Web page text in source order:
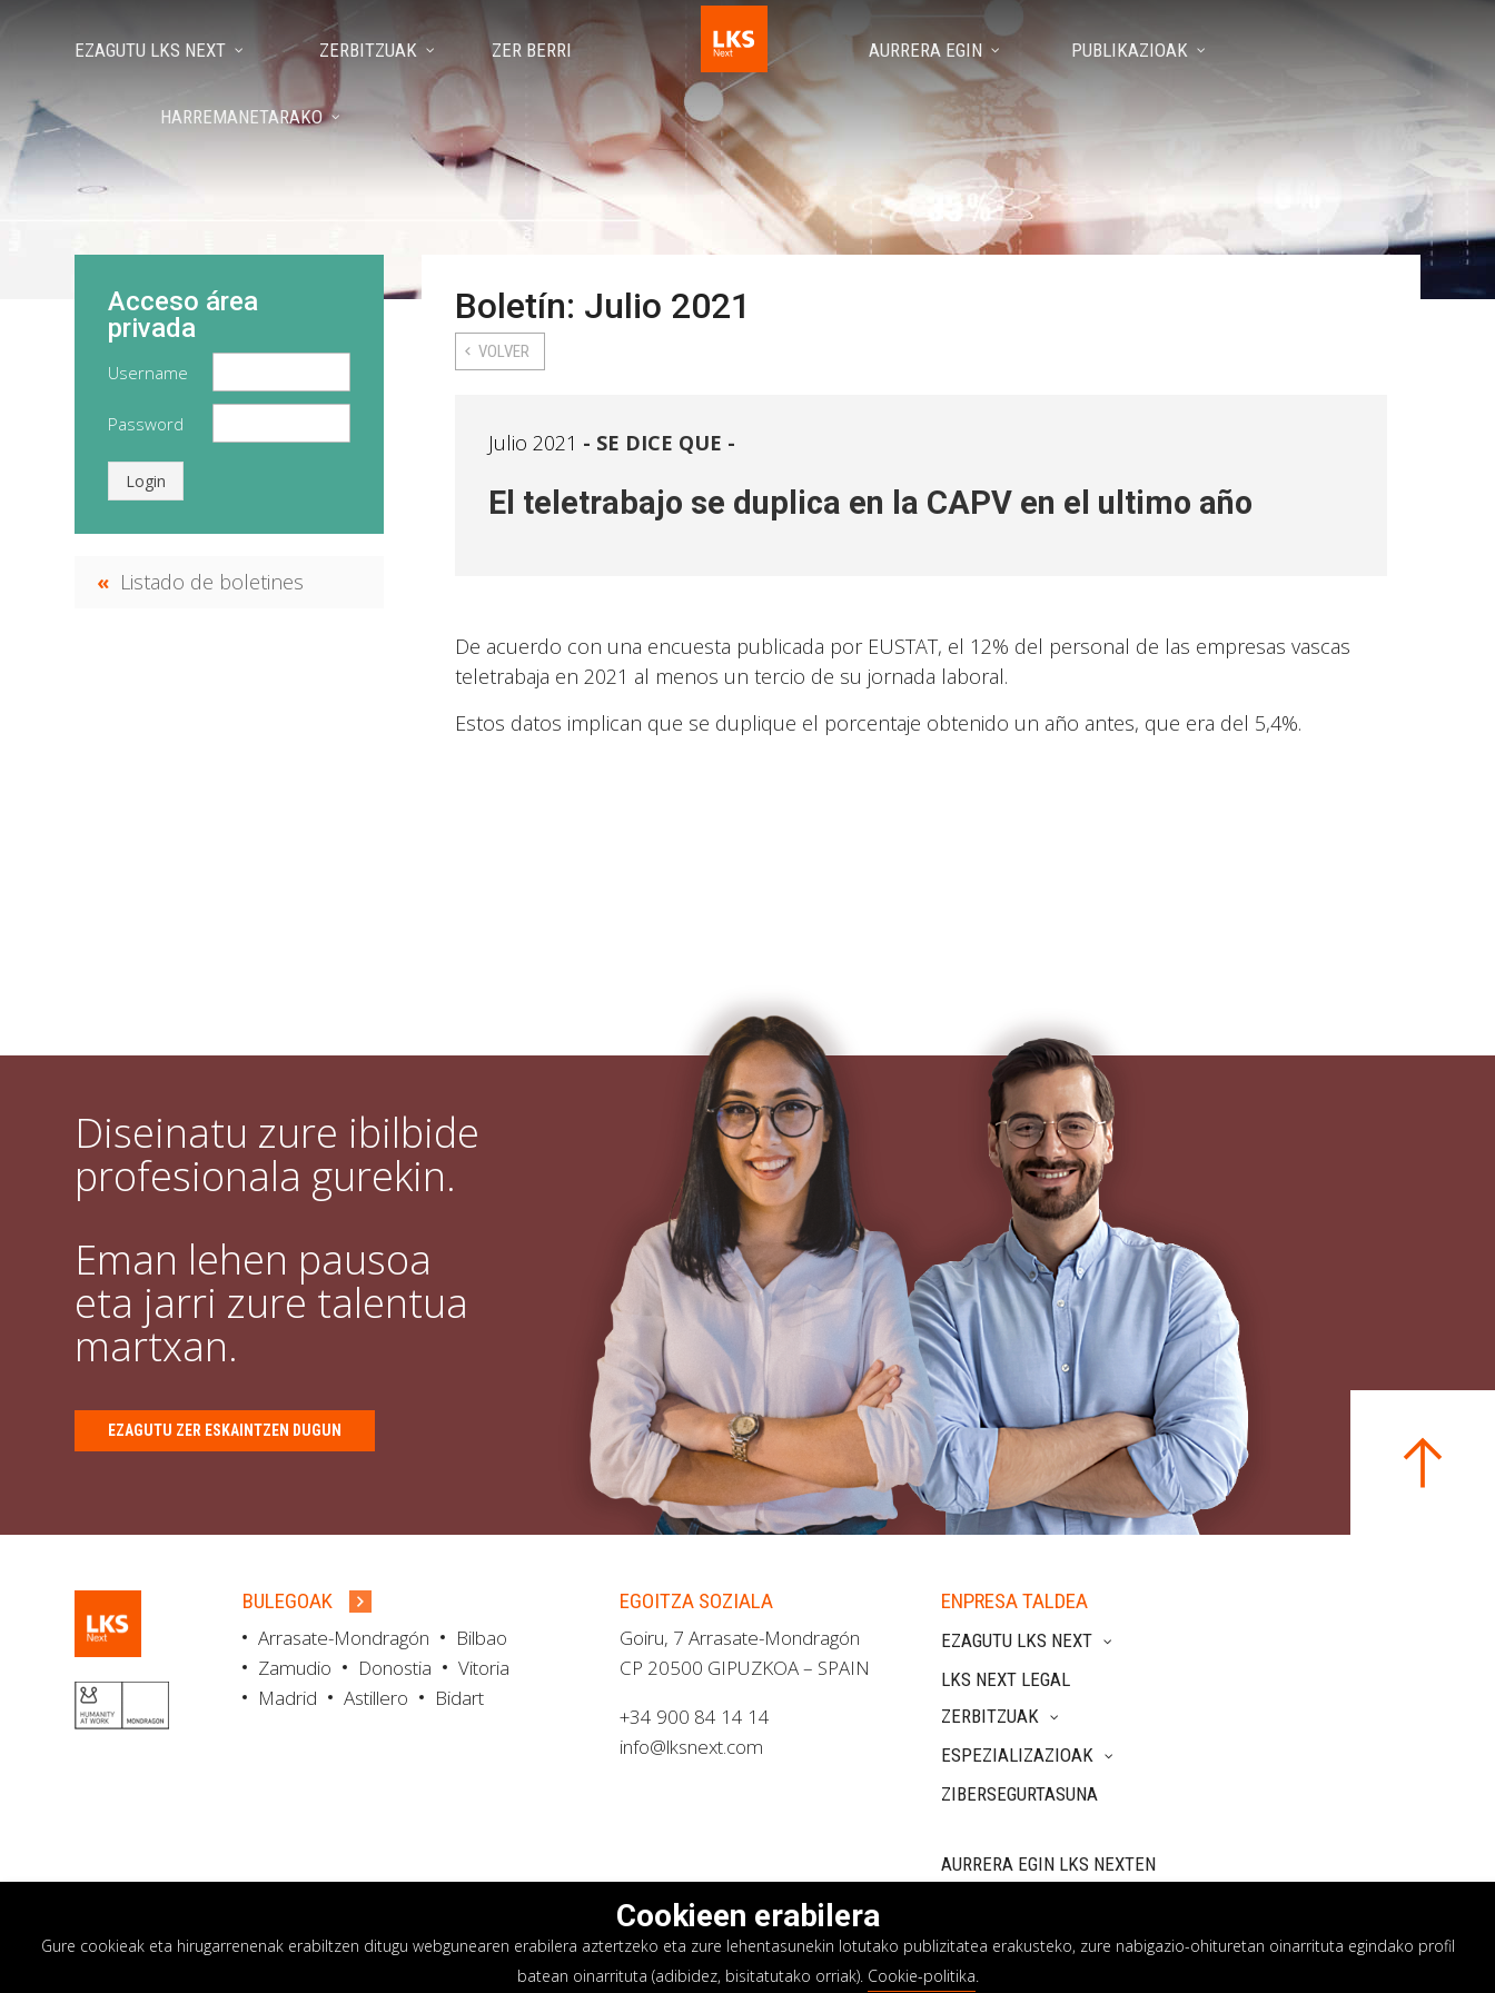
EZAGUTU LKS NEXT ZERBITZUAK ZER BERRI AURRERA EGIN PUBLIKAZIOAK
HARREMANETARAKO
Boletín: Julio 2021
VOLVER
Julio 2021 SE DICE QUE -
El teletrabajo se duplica en la CAPV en el ultimo año
De acuerdo con una encuesta publicada por EUSTAT, el 12% del personal de las empresas vascas
teletrabaja en 2021 al menos un tercio de su jornada laboral.
Estos datos implican que se duplique el porcentaje obtenido un año antes, que era del 5,4%.
Acceso área
privada
Username
Password
Login
Listado de boletines
Diseinatu zure ibilbide
profesionala gurekin.
Eman lehen pausoa
eta jarri zure talentua
martxan.
EZAGUTU ZER ESKAINTZEN DUGUN
BULEGOAK
Arrasate-Mondragón
Bilbao
Zamudio
Donostia
Vitoria
Madrid
Astillero Bidart
EGOITZA SOZIALA
Goiru, 7 Arrasate-Mondragón
CP 20500 GIPUZKOA – SPAIN
+34 900 84 14 14
info@lksnext.com
ENPRESA TALDEA
EZAGUTU LKS NEXT
LKS NEXT LEGAL
ZERBITZUAK
ESPEZIALIZAZIOAK
ZIBERSEGURTASUNA
AURRERA EGIN LKS NEXTEN
Cookieen erabilera
Gure cookieak eta hirugarrenenak erabiltzen ditugu webgunearen erabilera aztertzeko eta zure lehentasunekin lotutako publizitatea erakusteko, zure nabigazio-ohituretan oinarrituta egindako profil
batean oinarrituta (adibidez, bisitatutako orriak). Cookie-politika.